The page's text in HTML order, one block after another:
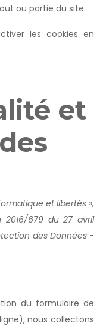
ou partie du site.
les cookies en
et
et libertés »,
679 du 27 avril
des Données -
du formulaire de
nous collectons